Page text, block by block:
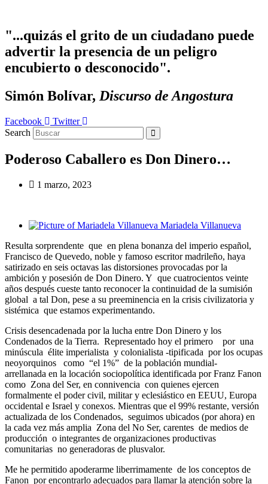
"...quizás el grito de un ciudadano puede
advertir la presencia de un peligro
encubierto o desconocido".
Simón Bolívar, Discurso de Angostura
Facebook
Twitter
Search
Poderoso Caballero es Don Dinero…
1 marzo, 2023
Mariadela Villanueva
Resulta sorprendente que en plena bonanza del imperio español,
Francisco de Quevedo, noble y famoso escritor madrileño, haya
satirizado en seis octavas las distorsiones provocadas por la
ambición y posesión de Don Dinero. Y que cuatrocientos veinte
años después cueste tanto reconocer la continuidad de la sumisión
global a tal Don, pese a su preeminencia en la crisis civilizatoria y
sistémica que estamos experimentando.
Crisis desencadenada por la lucha entre Don Dinero y los
Condenados de la Tierra. Representado hoy el primero por una
minúscula élite imperialista y colonialista -tipificada por los ocupas
neoyorquinos como “el 1%” de la población mundial-
arrellanada en la locación sociopolítica identificada por Franz Fanon
como Zona del Ser, en connivencia con quienes ejercen
formalmente el poder civil, militar y eclesiástico en EEUU, Europa
occidental e Israel y conexos. Mientras que el 99% restante, versión
actualizada de los Condenados, seguimos ubicados (por ahora) en
la cada vez más amplia Zona del No Ser, carentes de medios de
producción o integrantes de organizaciones productivas
comunitarias no generadoras de plusvalor.
Me he permitido apoderarme liberrimamente de los conceptos de
Fanon por encontrarlo adecuados para llamar la atención sobre la